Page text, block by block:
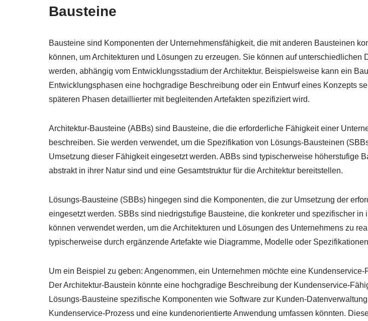
Bausteine
Bausteine sind Komponenten der Unternehmensfähigkeit, die mit anderen Bausteinen
können, um Architekturen und Lösungen zu erzeugen. Sie können auf unterschiedlichen
werden, abhängig vom Entwicklungsstadium der Architektur. Beispielsweise kann ein
Entwicklungsphasen eine hochgradige Beschreibung oder ein Entwurf eines Konzepts
späteren Phasen detaillierter mit begleitenden Artefakten spezifiziert wird.
Architektur-Bausteine (ABBs) sind Bausteine, die die erforderliche Fähigkeit einer
beschreiben. Sie werden verwendet, um die Spezifikation von Lösungs-Bausteinen
Umsetzung dieser Fähigkeit eingesetzt werden. ABBs sind typischerweise höherstufige
abstrakt in ihrer Natur sind und eine Gesamtstruktur für die Architektur bereitstellen.
Lösungs-Bausteine (SBBs) hingegen sind die Komponenten, die zur Umsetzung der
eingesetzt werden. SBBs sind niedrigstufige Bausteine, die konkreter und spezifischer in
können verwendet werden, um die Architekturen und Lösungen des Unternehmens zu
typischerweise durch ergänzende Artefakte wie Diagramme, Modelle oder
Um ein Beispiel zu geben: Angenommen, ein Unternehmen möchte eine Kundenservice-
Der Architektur-Baustein könnte eine hochgradige Beschreibung der Kundenservice-
Lösungs-Bausteine spezifische Komponenten wie Software zur Kunden-
Kundenservice-Prozess und eine kundenorientierte Anwendung umfassen könnten.